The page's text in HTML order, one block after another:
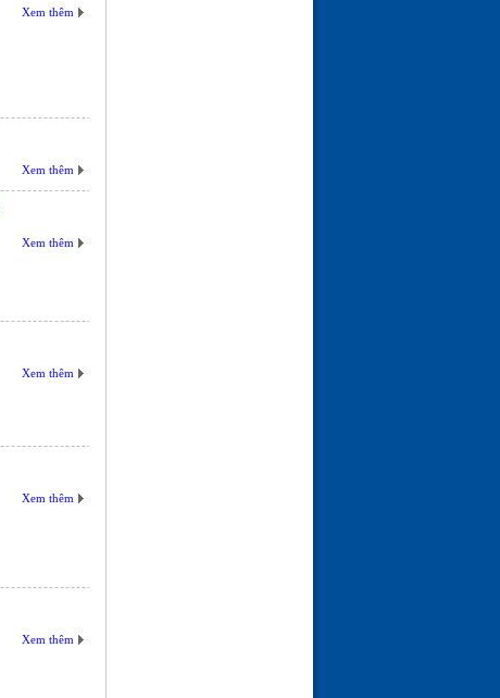
Xem thêm
Xem thêm
Xem thêm
Xem thêm
Xem thêm
Xem thêm